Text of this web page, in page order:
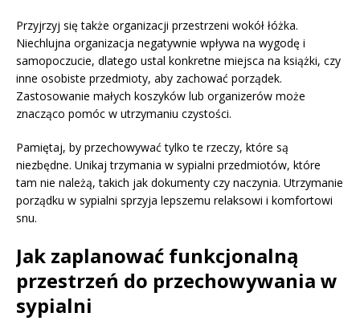
Przyjrzyj się także organizacji przestrzeni wokół łóżka.
Niechlujna organizacja negatywnie wpływa na wygodę i
samopoczucie, dlatego ustal konkretne miejsca na książki, czy
inne osobiste przedmioty, aby zachować porządek.
Zastosowanie małych koszyków lub organizerów może
znacząco pomóc w utrzymaniu czystości.
Pamiętaj, by przechowywać tylko te rzeczy, które są
niezbędne. Unikaj trzymania w sypialni przedmiotów, które
tam nie należą, takich jak dokumenty czy naczynia. Utrzymanie
porządku w sypialni sprzyja lepszemu relaksowi i komfortowi
snu.
Jak zaplanować funkcjonalną
przestrzeń do przechowywania w
sypialni